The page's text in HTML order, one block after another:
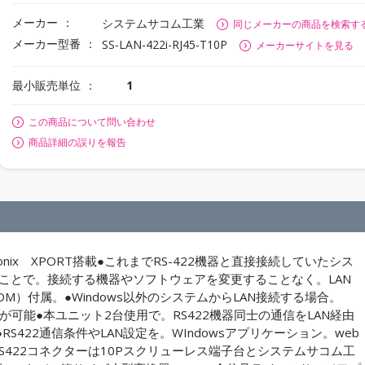
メーカー システムサコム工業 同じメーカーの商品を検索す
メーカー型番 SS-LAN-422i-RJ45-T10P メーカーサイトを見る
最小販売単位 1
この商品について問い合わせ
商品詳細の誤りを報告
XPORT搭載●これまでRS-422機器と直接接続していたシス
で。接続する機器やソフトウェアを変更することなく。LAN
）付属。●Windows以外のシステムからLAN接続する場合。
能●本ユニット2台使用で。RS422機器同士の通信をLAN経由
通信条件やLAN設定を。WIndowsアプリケーション。web
コネクターは10Pスクリューレス端子台とシステムサコム工